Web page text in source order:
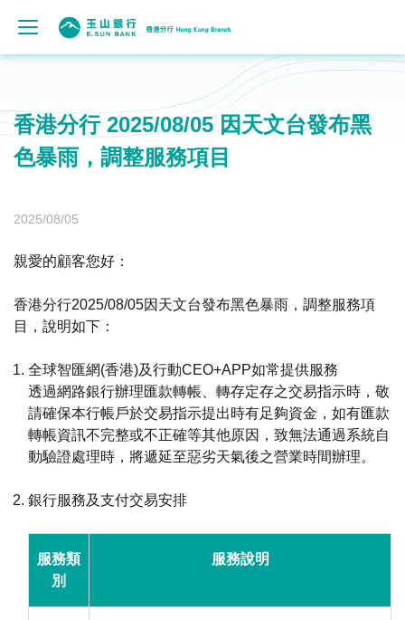
香港分行 2025/08/05 因天文台發布黑
色暴雨，調整服務項目
2025/08/05
親愛的顧客您好：
香港分行2025/08/05因天文台發布黑色暴雨，調整服務項
目，說明如下：
全球智匯網(香港)及行動CEO+APP如常提供服務
透過網路銀行辦理匯款轉帳、轉存定存之交易指示時，敬
請確保本行帳戶於交易指示提出時有足夠資金，如有匯款
轉帳資訊不完整或不正確等其他原因，致無法通過系統自
動驗證處理時，將遞延至惡劣天氣後之營業時間辦理。
銀行服務及支付交易安排
服務類
別
服務說明